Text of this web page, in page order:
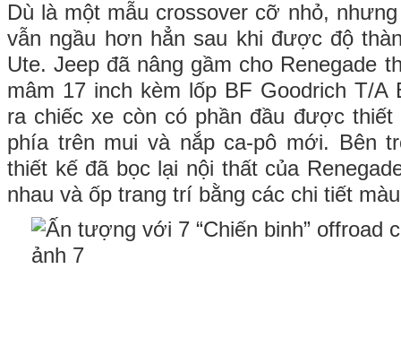
Dù là một mẫu crossover cỡ nhỏ,
vẫn ngầu hơn hẳn sau khi được độ
Ute. Jeep đã nâng gầm cho Renegade
mâm 17 inch kèm lốp BF Goodrich T/A
ra chiếc xe còn có phần đầu được thiết
phía trên mui và nắp ca-pô mới. Bên
thiết kế đã bọc lại nội thất của
nhau và ốp trang trí bằng các chi tiết